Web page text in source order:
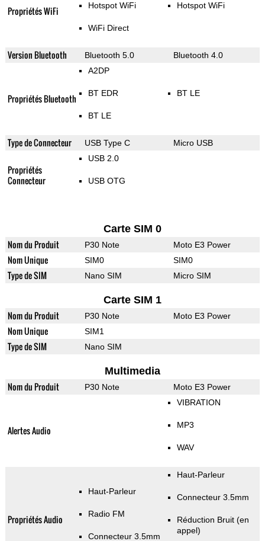
Propriétés WiFi Hotspot WiFi
WiFi Direct
Hotspot WiFi
Version Bluetooth Bluetooth 5.0 Bluetooth 4.0
Propriétés Bluetooth
A2DP
BT EDR
BT LE
BT LE
Type de Connecteur USB Type C Micro USB
Propriétés
Connecteur
USB 2.0
USB OTG
Carte SIM 0
Nom du Produit P30 Note Moto E3 Power
Nom Unique SIM0 SIM0
Type de SIM Nano SIM Micro SIM
Carte SIM 1
Nom du Produit P30 Note Moto E3 Power
Nom Unique SIM1
Type de SIM Nano SIM
Multimedia
Nom du Produit P30 Note Moto E3 Power
Alertes Audio
VIBRATION
MP3
WAV
Propriétés Audio
Haut-Parleur
Radio FM
Connecteur 3.5mm
Haut-Parleur
Connecteur 3.5mm
Réduction Bruit (en
appel)